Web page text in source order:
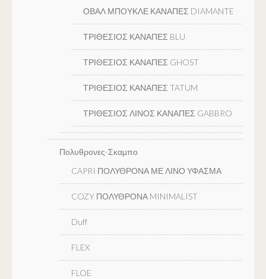
ΟΒΑΛ ΜΠΟΥΚΛΕ ΚΑΝΑΠΕΣ DIAMANTE
ΤΡΙΘΕΣΙΟΣ ΚΑΝΑΠΕΣ BLU
ΤΡΙΘΕΣΙΟΣ ΚΑΝΑΠΕΣ GHOST
ΤΡΙΘΕΣΙΟΣ ΚΑΝΑΠΕΣ TATUM
ΤΡΙΘΕΣΙΟΣ ΛΙΝΟΣ ΚΑΝΑΠΕΣ GABBRO
Πολυθρονες-Σκαμπο
CAPRI ΠΟΛΥΘΡΟΝΑ ΜΕ ΛΙΝΟ ΥΦΑΣΜΑ
COZY ΠΟΛΥΘΡΟΝΑ MINIMALIST
Duff
FLEX
FLOE